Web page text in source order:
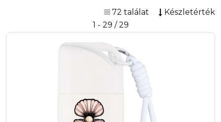
72 találat
Készletérték
1 - 29 / 29